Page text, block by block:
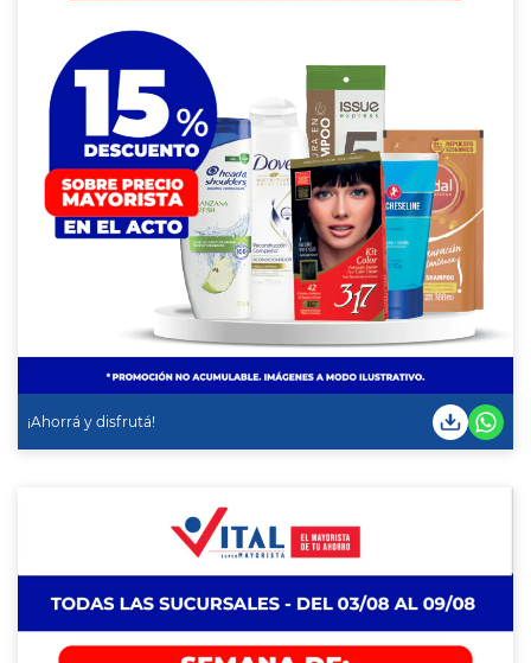
¡Ahorrá y disfrutá!